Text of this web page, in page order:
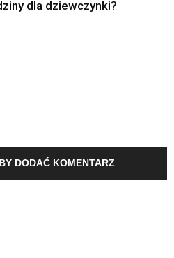
dla dziewczynki?
DODAĆ KOMENTARZ